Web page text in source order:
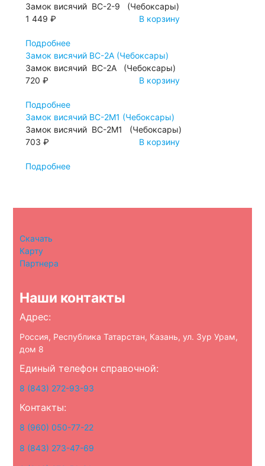
Замок висячий ВС-2-9 (Чебоксары)
1 449 ₽
В корзину
Подробнее
Замок висячий ВС-2А (Чебоксары)
Замок висячий ВС-2А (Чебоксары)
720 ₽
В корзину
Подробнее
Замок висячий ВС-2М1 (Чебоксары)
Замок висячий ВС-2М1 (Чебоксары)
703 ₽
В корзину
Подробнее
Скачать
Карту
Партнера
Наши контакты
Адрес:
Россия, Республика Татарстан, Казань, ул. Зур Урам,
дом 8
Единый телефон справочной:
8 (843) 272-93-93
Контакты:
8 (960) 050-77-22
8 (843) 273-47-69